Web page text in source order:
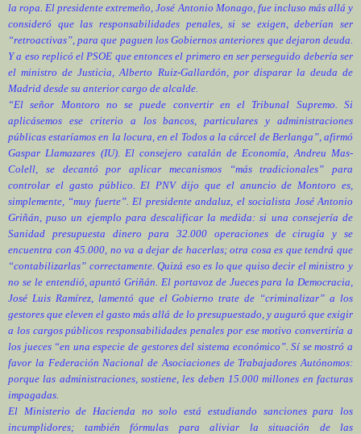
la ropa. El presidente extremeño,José Antonio Monago , fue incluso más allá y
consideró que las responsabilidades penales, si se exigen,deberían ser
“retroactivas” , para que paguen los Gobiernos anteriores que dejaron deuda.
Y a eso replicó el PSOE que entonces el primero en ser perseguido debería ser
el ministro de Justicia,Alberto Ruiz-Gallardón , por disparar la deuda de
Madrid desde su anterior cargo de alcalde.
“El señor Montoro no se puede convertir en el Tribunal Supremo. Si
aplicásemos ese criterio a los bancos, particulares y administraciones
públicas estaríamos en la locura, en el Todos a la cárcel de Berlanga”, afirmó
Gaspar Llamazares (IU). El consejero catalán de Economía, Andreu Mas-
Colell , se decantó por aplicar mecanismos “más tradicionales” para
controlar el gasto público. El PNVdijo que el anuncio de Montoro es,
simplemente, “muy fuerte”. El presidente andaluz, el socialista José Antonio
Griñán , puso un ejemplo para descalificar la medida: si una consejería de
Sanidad presupuesta dinero para 32.000 operaciones de cirugía y se
encuentra con 45.000, no va a dejar de hacerlas; otra cosa es que tendrá que
“contabilizarlas” correctamente. Quizá eso es lo que quiso decir el ministro y
no se le entendió, apuntó Griñán. El portavoz de Jueces para la Democracia,
José Luis Ramírez, lamentó que el Gobierno trate de “criminalizar” a los
gestores que eleven el gasto más allá de lo presupuestado, y auguró que exigir
a los cargos públicos responsabilidades penales por ese motivo convertiría a
los jueces “en una especie de gestores del sistema económico”. Sí se mostró a
favor la Federación Nacional de Asociaciones de Trabajadores Autónomos:
porque las administraciones, sostiene, les deben 15.000 millones en facturas
impagadas.
El Ministerio de Hacienda no solo está estudiando sanciones para los
incumplidores; también fórmulas para aliviar la situación de las